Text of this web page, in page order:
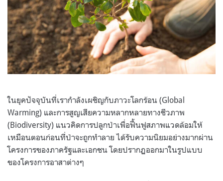
ในยุคปัจจุบันที่เรากำลังเผชิญกับภาวะโลกร้อน (Global
Warming) และการสูญเสียความหลากหลายทางชีวภาพ
(Biodiversity) แนวคิดการปลูกป่าเพื่อฟื้นฟูสภาพแวดล้อมให้
เหมือนตอนก่อนที่ป่าจะถูกทำลาย ได้รับความนิยมอย่างมากผ่าน
โครงการของภาครัฐและเอกชน โดยปรากฏออกมาในรูปแบบ
ของโครงการอาสาต่างๆ